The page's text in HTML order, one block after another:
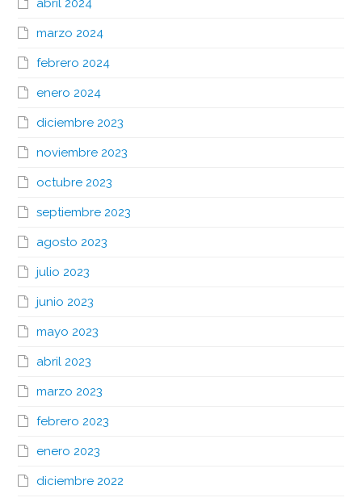
abril 2024
marzo 2024
febrero 2024
enero 2024
diciembre 2023
noviembre 2023
octubre 2023
septiembre 2023
agosto 2023
julio 2023
junio 2023
mayo 2023
abril 2023
marzo 2023
febrero 2023
enero 2023
diciembre 2022